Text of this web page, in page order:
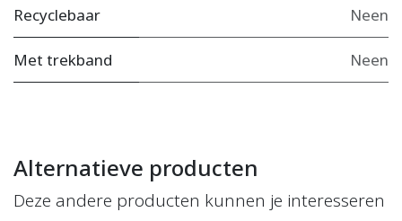
Recyclebaar Neen
Met trekband Neen
Alternatieve producten
Deze andere producten kunnen je interesseren